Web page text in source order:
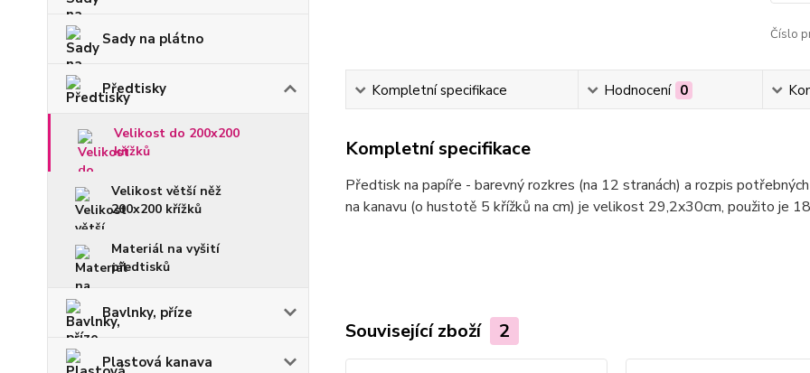
Sady na plátno
Předtisky
Velikost do 200x200
křížků
Velikost větší něž
200x200 křížků
Materiál na vyšití
předtisků
Bavlnky, příze
Plastová kanava
Číslo
Kompletní specifikace Hodnocení 0
Kompletní specifikace
Předtisk na papíře - barevný rozkres (na 12 stranách) a rozpis
na kanavu (o hustotě 5 křížků na cm) je velikost 29,2x30cm, použito je
Související zboží 2